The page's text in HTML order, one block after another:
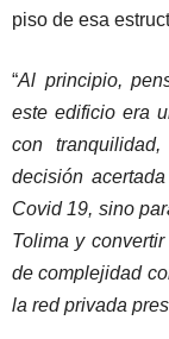
piso de esa
“Al principio,
este edificio era
con
decisión
Covid 19, sino
Tolima y
de complejidad
la red privada